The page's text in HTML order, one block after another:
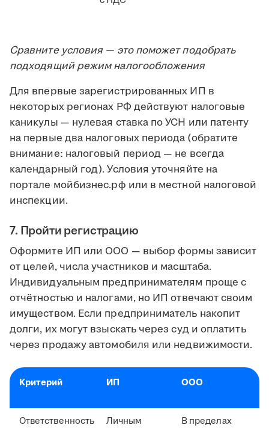
Сравните условия — это поможет подобрать
подходящий режим налогообложения
Для впервые зарегистрированных ИП в
некоторых регионах РФ действуют налоговые
каникулы — нулевая ставка по УСН или патенту
на первые два налоговых периода (обратите
внимание: налоговый период — не всегда
календарный год). Условия уточняйте на
портале мойбизнес.рф или в местной налоговой
инспекции.
7. Пройти регистрацию
Оформите ИП или ООО — выбор формы зависит
от целей, числа участников и масштаба.
Индивидуальным предпринимателям проще с
отчётностью и налогами, но ИП отвечают своим
имуществом. Если предприниматель накопит
долги, их могут взыскать через суд и оплатить
через продажу автомобиля или недвижимости.
Критерий ИП ООО
Ответственность
Личным
В пределах